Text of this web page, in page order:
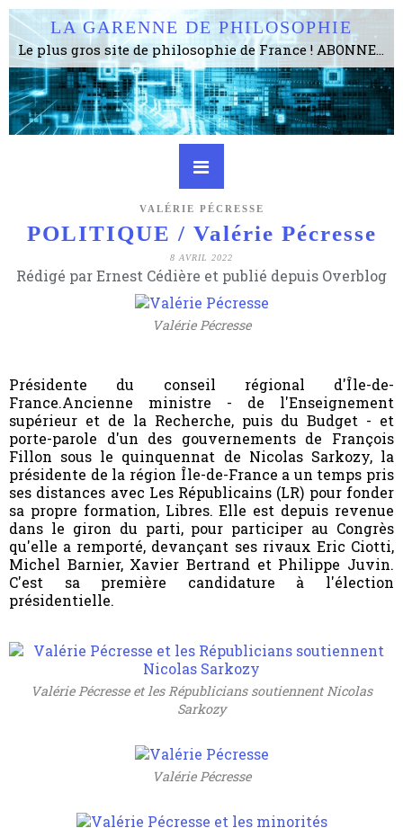
LA GARENNE DE PHILOSOPHIE
Le plus gros site de philosophie de France ! ABONNEZ-VOUS ! 4115 Articles, 1634 abonné·e·s, depuis 2006 . . . . . . . . 2 852 214 pages vues jusqu'à présent. Prestance et être apte à un plus grand nombre de choses.
VALÉRIE PÉCRESSE
POLITIQUE / Valérie Pécresse
8 AVRIL 2022
Rédigé par Ernest Cédière et publié depuis Overblog
Valérie Pécresse
Présidente du conseil régional d'Île-de-
France.Ancienne ministre - de l'Enseignement
supérieur et de la Recherche, puis du Budget - et
porte-parole d'un des gouvernements de François
Fillon sous le quinquennat de Nicolas Sarkozy, la
présidente de la région Île-de-France a un temps pris
ses distances avec Les Républicains (LR) pour fonder
sa propre formation, Libres. Elle est depuis revenue
dans le giron du parti, pour participer au Congrès
qu'elle a remporté, devançant ses rivaux Eric Ciotti,
Michel Barnier, Xavier Bertrand et Philippe Juvin.
C'est sa première candidature à l'élection
présidentielle.
Valérie Pécresse et les Républicians soutiennent Nicolas
Sarkozy
Valérie Pécresse